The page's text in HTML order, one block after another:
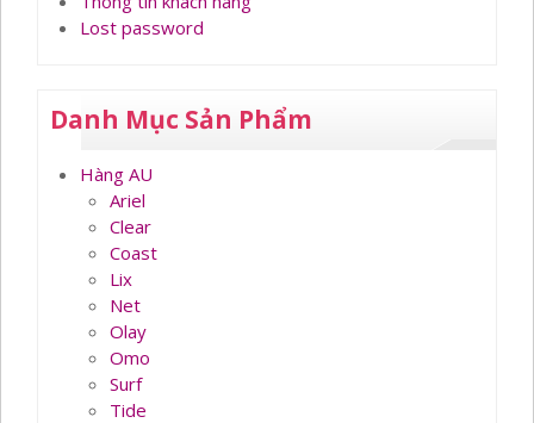
Lost password
Danh Mục Sản Phẩm
Hàng AU
Ariel
Clear
Coast
Lix
Net
Olay
Omo
Surf
Tide